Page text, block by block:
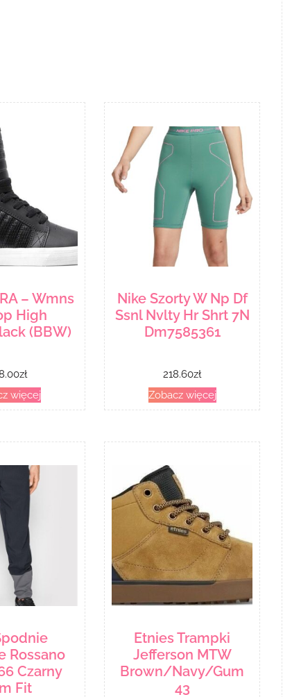
– Wmns
High
(BBW)
zł
więcej
Nike Szorty W Np Df
Ssnl Nvlty Hr Shrt 7N
Dm7585361
218.60zł
Zobacz więcej
Rossano
Czarny
Fit
Etnies Trampki
Jefferson MTW
Brown/Navy/Gum
43